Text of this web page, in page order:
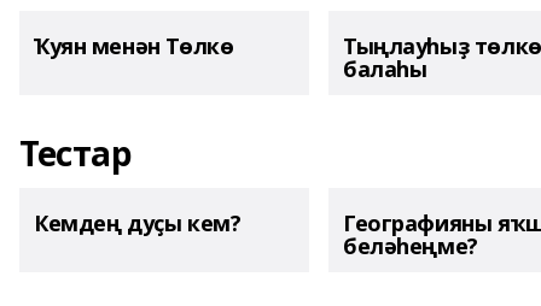
Ҡуян менән Төлкө Тыңлауһыҙ төлкө
балаһы
Тестар
Кемдең дуҫы кем? Географияны
беләһеңме?